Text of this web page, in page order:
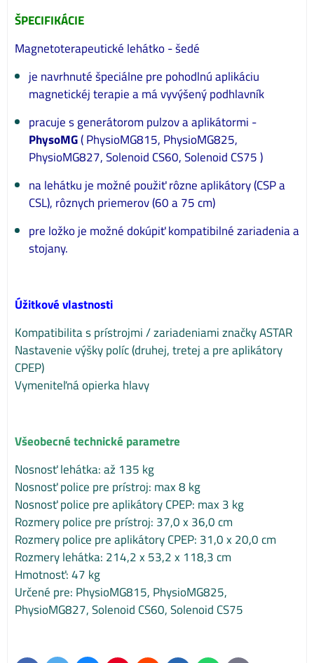
ŠPECIFIKÁCIE
Magnetoterapeutické lehátko - šedé
je navrhnuté špeciálne pre pohodlnú aplikáciu
magnetickéj terapie a má vyvýšený podhlavník
pracuje s generátorom pulzov a aplikátormi -
PhysoMG( PhysioMG815, PhysioMG825,
PhysioMG827, Solenoid CS60, Solenoid CS75 )
na lehátku je možné použiť rôzne aplikátory (CSP a
CSL), rôznych priemerov (60 a 75 cm)
pre ložko je možné dokúpiť kompatibilné zariadenia a
stojany.
Úžitkové vlastnosti
Kompatibilita s prístrojmi / zariadeniami značky ASTAR
Nastavenie výšky políc (druhej, tretej a pre aplikátory
CPEP)
Vymeniteľná opierka hlavy
Všeobecné technické parametre
Nosnosť lehátka: až 135 kg
Nosnosť police pre prístroj: max 8 kg
Nosnosť police pre aplikátory CPEP: max 3 kg
Rozmery police pre prístroj: 37,0 x 36,0 cm
Rozmery police pre aplikátory CPEP: 31,0 x 20,0 cm
Rozmery lehátka: 214,2 x 53,2 x 118,3 cm
Hmotnosť: 47 kg
Určené pre: PhysioMG815, PhysioMG825,
PhysioMG827, Solenoid CS60, Solenoid CS75